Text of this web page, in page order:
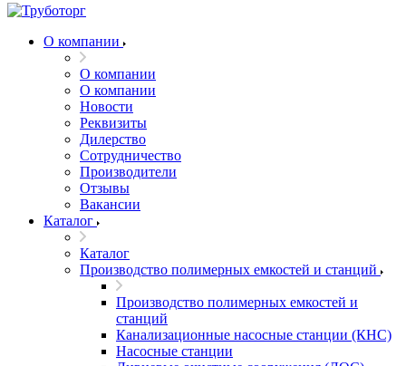
О компании
О компании
О компании
Новости
Реквизиты
Дилерство
Сотрудничество
Производители
Отзывы
Вакансии
Каталог
Каталог
Производство полимерных емкостей и станций
Производство полимерных емкостей и
станций
Канализационные насосные станции (КНС)
Насосные станции